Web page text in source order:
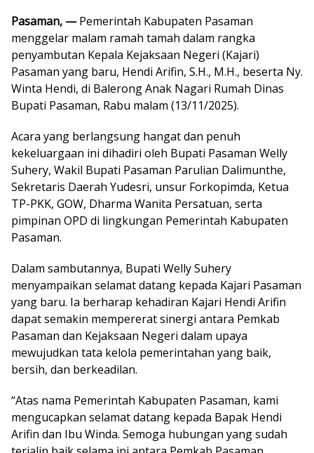
Pasaman, —Pemerintah Kabupaten Pasaman
menggelar malam ramah tamah dalam rangka
penyambutan Kepala Kejaksaan Negeri (Kajari)
Pasaman yang baru, Hendi Arifin, S.H., M.H., beserta Ny.
Winta Hendi, di Balerong Anak Nagari Rumah Dinas
Bupati Pasaman, Rabu malam (13/11/2025).
Acara yang berlangsung hangat dan penuh
kekeluargaan ini dihadiri oleh Bupati Pasaman Welly
Suhery, Wakil Bupati Pasaman Parulian Dalimunthe,
Sekretaris Daerah Yudesri, unsur Forkopimda, Ketua
TP-PKK, GOW, Dharma Wanita Persatuan, serta
pimpinan OPD di lingkungan Pemerintah Kabupaten
Pasaman.
Dalam sambutannya, Bupati Welly Suhery
menyampaikan selamat datang kepada Kajari Pasaman
yang baru. Ia berharap kehadiran Kajari Hendi Arifin
dapat semakin mempererat sinergi antara Pemkab
Pasaman dan Kejaksaan Negeri dalam upaya
mewujudkan tata kelola pemerintahan yang baik,
bersih, dan berkeadilan.
“Atas nama Pemerintah Kabupaten Pasaman, kami
mengucapkan selamat datang kepada Bapak Hendi
Arifin dan Ibu Winda. Semoga hubungan yang sudah